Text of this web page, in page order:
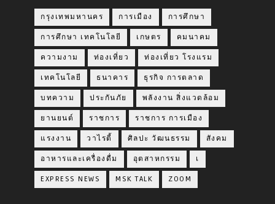
กรุงเทพมหานคร การเมือง การศึกษา
การศึกษา เทคโนโลยี เกษตร คมนาคม
ความงาม ท่องเที่ยว ท่องเที่ยว โรงแรม
เทคโนโลยี ธนาคาร ธุรกิจ การตลาด
บทความ ประกันภัย พลังงาน สิ่งแวดล้อม
ยานยนต์ ราชการ ราชการ การเมือง
แรงงาน วาไรตี้ ศิลปะ วัฒนธรรม สังคม
อาหารและเครื่องดื่ม อุตสาหกรรม เ
EXPRESS NEWS MSK TALK ZOOM